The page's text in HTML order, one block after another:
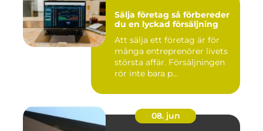
Sälja företag så förbereder
du en lyckad försäljning
Att sälja ett företag är för
många entreprenörer livets
största affär. Försäljningen
rör inte bara p...
08. jun